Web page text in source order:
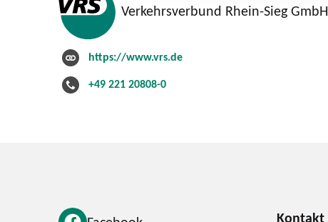
Verkehrsverbund Rhein-Sieg GmbH
https://www.vrs.de
+49 221 20808-0